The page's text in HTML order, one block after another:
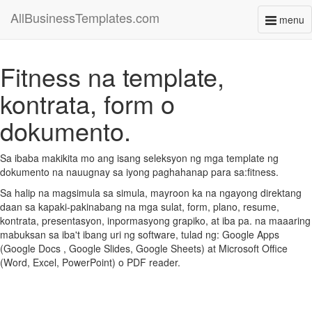
menu
AllBusinessTemplates.com
Fitness na template,
kontrata, form o
dokumento.
Sa ibaba makikita mo ang isang seleksyon ng mga template ng
dokumento na nauugnay sa iyong paghahanap para sa:fitness.
Sa halip na magsimula sa simula, mayroon ka na ngayong direktang
daan sa kapaki-pakinabang na mga sulat, form, plano, resume,
kontrata, presentasyon, inpormasyong grapiko, at iba pa. na maaaring
mabuksan sa iba't ibang uri ng software, tulad ng: Google Apps
(Google Docs , Google Slides, Google Sheets) at Microsoft Office
(Word, Excel, PowerPoint) o PDF reader.